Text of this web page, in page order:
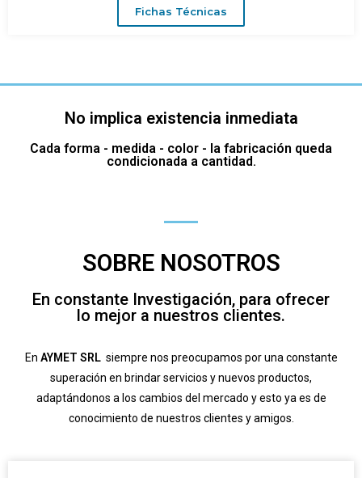
Fichas Técnicas
No implica existencia inmediata
Cada forma - medida - color - la fabricación queda
condicionada a cantidad.
SOBRE NOSOTROS
En constante Investigación, para ofrecer
lo mejor a nuestros clientes.
En AYMET SRLsiempre nos preocupamos por una constante
superación en brindar servicios y nuevos productos,
adaptándonos a los cambios del mercado y esto ya es de
conocimiento de nuestros clientes y amigos.